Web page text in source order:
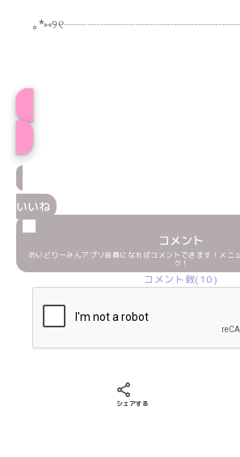
｡
いいね
コメント
めいどりーみんアプリ会員になればコメントできます！メニ
ク！
コメント数(10)
シェアする